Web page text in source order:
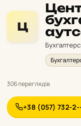
Ц
306 переглядів
+38 (057) 732-2-